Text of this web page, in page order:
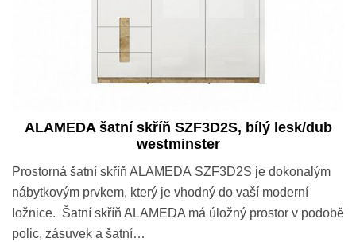
ALAMEDA šatní skříň SZF3D2S, bílý lesk/dub
westminster
Prostorná šatní skříň ALAMEDA SZF3D2S je dokonalým
nábytkovým prvkem, který je vhodný do vaší moderní
ložnice. Šatní skříň ALAMEDA má úložný prostor v podobě
polic, zásuvek a šatní…